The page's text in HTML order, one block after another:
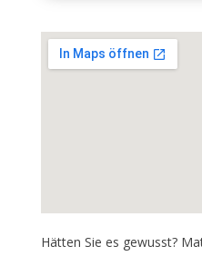
Hätten Sie es gewusst?